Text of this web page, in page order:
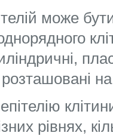
може
на
рівнях,